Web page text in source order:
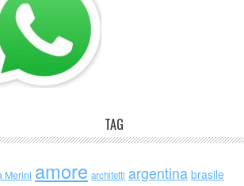
TAG
Merini amore architetti argentina brasile